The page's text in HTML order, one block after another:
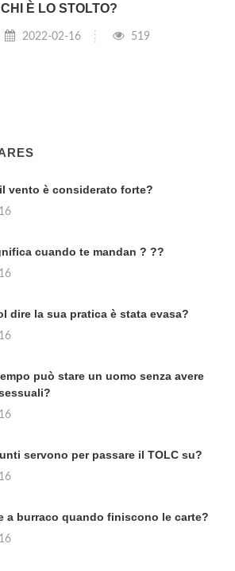
CHI È LO STOLTO?
2022-02-16 519
vento è considerato forte?
cuando te mandan ? ??
dire la sua pratica è stata evasa?
può stare un uomo senza avere
servono per passare il TOLC su?
a burraco quando finiscono le carte?